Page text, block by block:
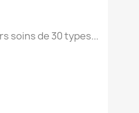
soins de 30 types...